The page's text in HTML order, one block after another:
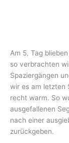
Am 5. Tag
so verbrachten
Spaziergängen
wir es am letzten
recht warm. So
ausgefallenen
nach einer
zurückgeben.